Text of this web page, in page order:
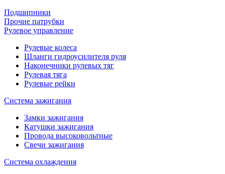
Подшипники
Прочие патрубки
Рулевое управление
Рулевые колеса
Шланги гидроусилителя руля
Наконечники рулевых тяг
Рулевая тяга
Рулевые рейки
Система зажигания
Замки зажигания
Катушки зажигания
Провода высоковольтные
Свечи зажигания
Система охлаждения